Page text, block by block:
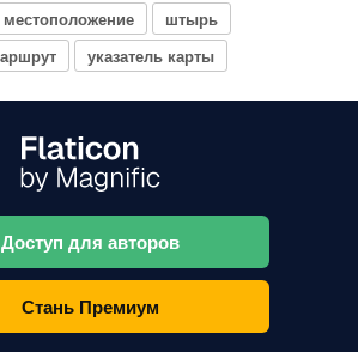
штырь
указатель карты
Доступ для авторов
Стань Премиум